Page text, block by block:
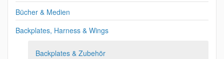
Bücher & Medien
Backplates, Harness & Wings
Backplates & Zubehör